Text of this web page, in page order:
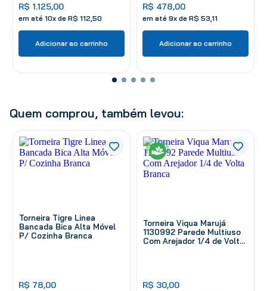
R$ 1.125,00
em até 10x de R$ 112 50
Adicionar ao carrinho
R$ 478,00
em até 9x de R$ 53 11
Adicionar ao carrinho
Quem comprou, também levou:
Torneira Tigre Linea
Bancada Bica Alta Móvel
P/ Cozinha Branca
R$ 78,00
Torneira Viqua Marujá
1130992 Parede Multiuso
Com Arejador 1/4 de Volta
R$ 30,00